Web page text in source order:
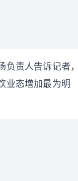
责人告诉记者，
业态增加最为明